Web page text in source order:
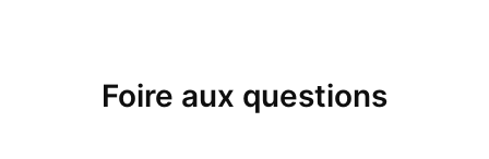
Foire aux questions